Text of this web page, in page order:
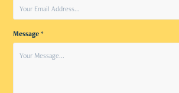
Message *